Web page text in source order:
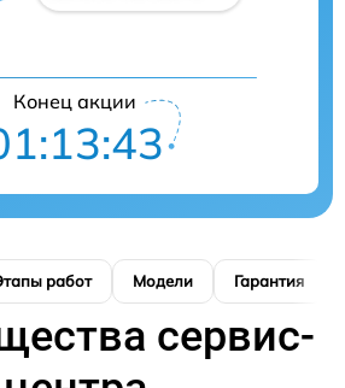
Конец акции
работ Модели Гарантия
сервис-